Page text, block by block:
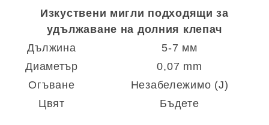
Изкуствени мигли подходящи за
удължаване на долния клепач
Дължина
5-7 мм
Диаметър
0,07 mm
Огъване
Незабележимо (J)
Цвят
Бъдете